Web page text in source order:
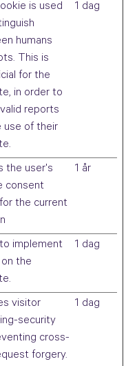
is used
humans
This is
for the
in order to
reports
use of their
1 dag
the user's
consent
the current
1 år
implement
the
1 dag
visitor
security
cross-
forgery.
1 dag